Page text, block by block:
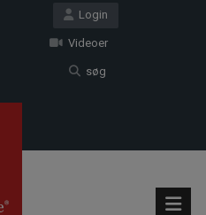
Login
Videoer
søg